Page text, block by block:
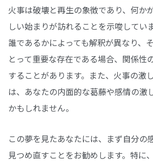
火事は破壊と再生の象徴であり、何か
しい始まりが訪れることを示唆してい
誰であるかによっても解釈が異なり、
とって重要な存在である場合、関係性
することがあります。また、火事の激
は、あなたの内面的な葛藤や感情の激
かもしれません。
この夢を見たあなたには、まず自分の
見つめ直すことをお勧めします。特に